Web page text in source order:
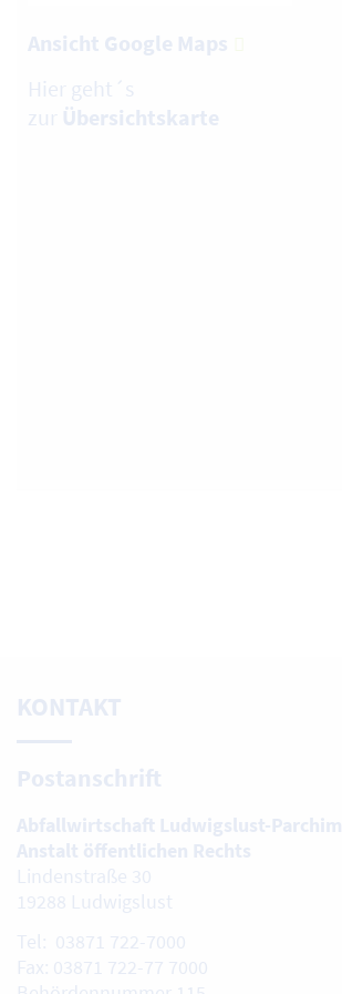
Ansicht Google Maps
Hier geht´s
zur Übersichtskarte
KONTAKT
Postanschrift
Abfallwirtschaft Ludwigslust-Parchim
Anstalt öffentlichen Rechts
Lindenstraße 30
19288 Ludwigslust
Tel: 03871 722-7000
Fax: 03871 722-77 7000